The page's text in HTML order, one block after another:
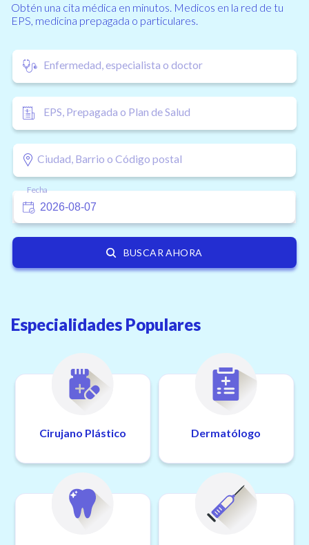
Obtén una cita médica en minutos. Medicos en la red de tu
EPS, medicina prepagada o particulares.
Enfermedad, especialista o doctor
EPS, Prepagada o Plan de Salud
Ciudad, Barrio o Código postal
Fecha
BUSCAR AHORA
Especialidades Populares
Cirujano Plástico Dermatólogo